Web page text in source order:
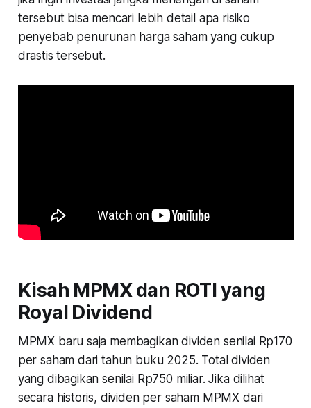
tersebut bisa mencari lebih detail apa risiko
penyebab penurunan harga saham yang cukup
drastis tersebut.
Kisah MPMX dan ROTI yang
Royal Dividend
MPMX baru saja membagikan dividen senilai Rp170
per saham dari tahun buku 2025. Total dividen
yang dibagikan senilai Rp750 miliar. Jika dilihat
secara historis, dividen per saham MPMX dari